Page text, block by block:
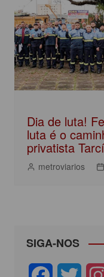
Dia de luta!
luta é o
privatista
metroviarios
SIGA-NOS